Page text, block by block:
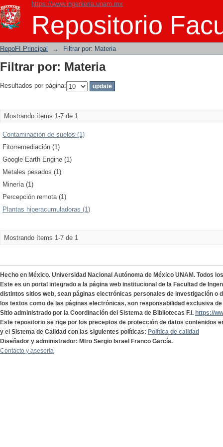
https://www.ingenieria.unam.mx
Repositorio
Filtrar por: Materia
RepoFI Principal → Filtrar por: Materia
Filtrar por: Materia
Resultados por página:
Mostrando ítems 1-7 de 1
Contaminación de suelos (1)
Fitorremediación (1)
Google Earth Engine (1)
Metales pesados (1)
Minería (1)
Percepción remota (1)
Plantas hiperacumuladoras (1)
Mostrando ítems 1-7 de 1
Hecho en México. Universidad Nacional Autónoma de México UNAM. Todos
Este es un portal integrado a la página web institucional de la Facultad de
distintos sitios web, sean páginas electrónicas personales de investigación o
los textos como de las páginas electrónicas, son responsabilidad exclusiva
Sitio administrado por la Coordinación del Sistema de Bibliotecas F.I. https://
Este repositorio se rige por los preceptos de protección de datos contenidos
y el Sistema de Calidad con las siguientes políticas: Política de calidad
Diseñador y administrador: Mtro Sergio Israel Franco García.
Contacto y asesoría